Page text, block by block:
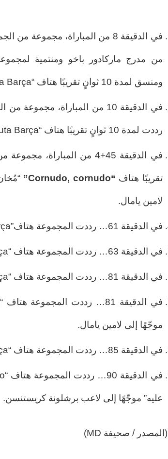
في الدقيقة 8 من المباراة،
من مدرج ماركادور باخو ومنتمية
ومنسق لمدة 10 ثوانٍ تقريبًا هتاف “Puta Barça” “بارسا الحقير”.
في الدقيقة 10 من المباراة،
رددت لمدة 10 ثوانٍ تقريبًا هتاف “Puta Barça” “بارسا الحقير”.
تقريبًا هتاف “Cornudo, cornudo”
لامين يامال.
في الدقيقة 61… رددت المجموعة هتاف”Puta Barça” “بارسا الحقير”.
في الدقيقة 63… رددت المجموعة هتاف “Puta Barça” “بارسا الحقير”.
في الدقيقة 81… رددت المجموعة هتاف “Puta Barça” “بارسا الحقير”.
موجّهًا إلى لامين يامال.
في الدقيقة 85… رددت المجموعة هتاف “Puta Barça” “بارسا الحقير”.
عليه” موجّهًا إلى لاعب برشلونة كريستنسن.
(المصدر / صحيفة MD)